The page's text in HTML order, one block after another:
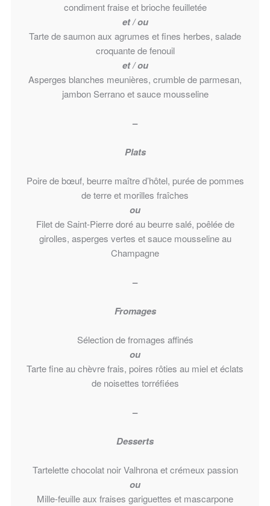
condiment fraise et brioche feuilletée
et / ou
Tarte de saumon aux agrumes et fines herbes, salade
croquante de fenouil
et / ou
Asperges blanches meunières, crumble de parmesan,
jambon Serrano et sauce mousseline
–
Plats
Poire de bœuf, beurre maître d’hôtel, purée de pommes
de terre et morilles fraîches
ou
Filet de Saint-Pierre doré au beurre salé, poêlée de
girolles, asperges vertes et sauce mousseline au
Champagne
–
Fromages
Sélection de fromages affinés
ou
Tarte fine au chèvre frais, poires rôties au miel et éclats
de noisettes torréfiées
–
Desserts
Tartelette chocolat noir Valhrona et crémeux passion
ou
Mille-feuille aux fraises gariguettes et mascarpone